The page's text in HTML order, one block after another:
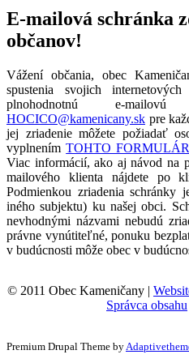
E-mailová schránka
občanov!
Vážení občania, obec
spustenia svojich
plnohodnotnú e-
HOCICO@kamenicany.sk pre
jej zriadenie môžete požiadať
vyplnenímTOHTO
Viac informácií, ako aj návod na
mailového klienta nájdete po
Podmienkou zriadenia schránky
iného subjektu) ku našej obci.
nevhodnými názvami nebudú
právne vynútiteľné, ponuku
v budúcnosti môže obec v
© 2011 Obec Kameničany |
Správca obsahu
Premium Drupal Theme by